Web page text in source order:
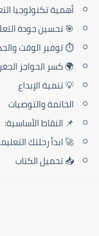
أهمية تكنولوجيا
🎯 تحسين جودة
⏱️ توفير الوقت
🌍 كسر الحواجز
💡 تنمية الإبداع
الخاتمة والتوصيات
📌 النقاط الأساسية:
🚀 ابدأ رحلتك
📥 تحميل الكتاب